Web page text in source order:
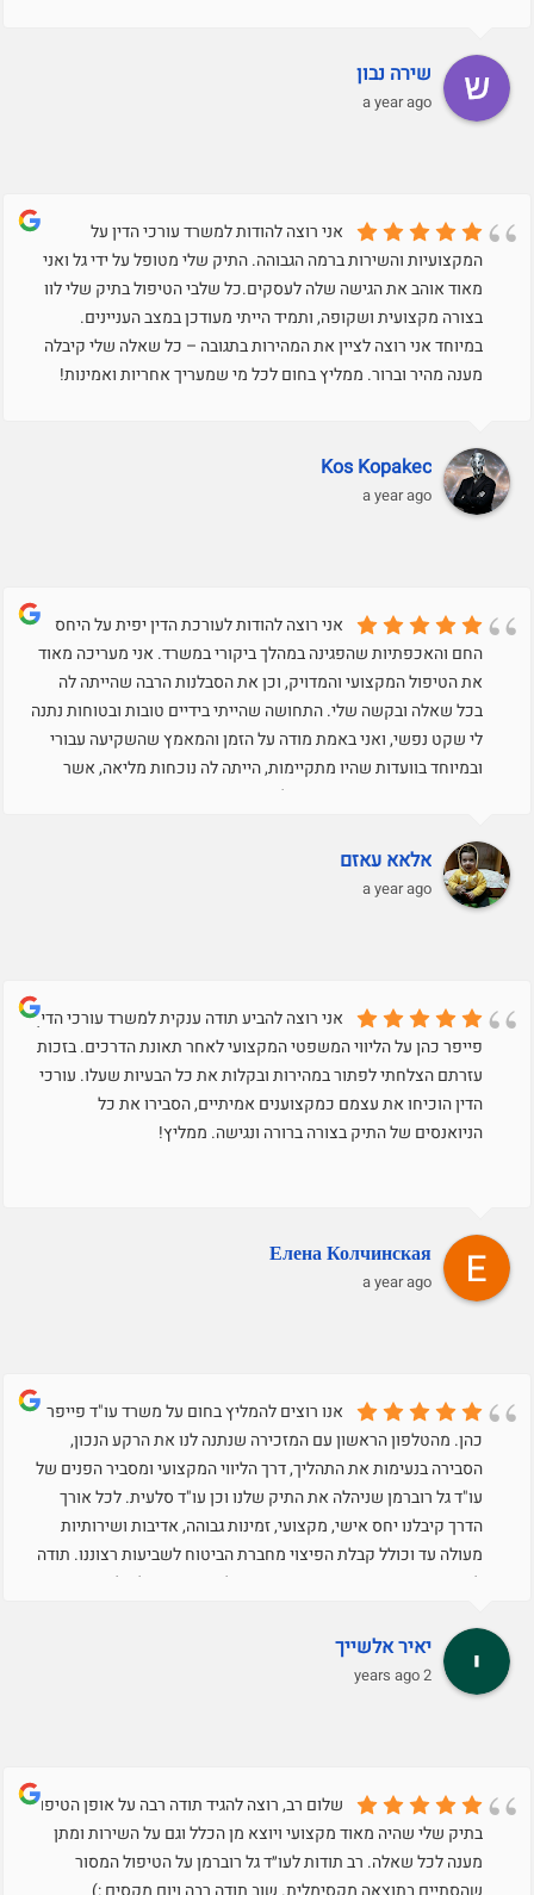
שירה נבון
a year ago
אני רוצה להודות למשרד עורכי הדין על
המקצועיות והשירות ברמה הגבוהה. התיק שלי מטופל על ידי גל ואני
מאוד אוהב את הגישה שלה לעסקים.כל שלבי הטיפול בתיק שלי לוו
בצורה מקצועית ושקופה, ותמיד הייתי מעודכן במצב העניינים.
במיוחד אני רוצה לציין את המהירות בתגובה – כל שאלה שלי קיבלה
מענה מהיר וברור. ממליץ בחום לכל מי שמעריך אחריות ואמינות!
Kos Kopakec
a year ago
אני רוצה להודות לעורכת הדין יפית על היחס
החם והאכפתיות שהפגינה במהלך ביקורי במשרד. אני מעריכה מאוד
את הטיפול המקצועי והמדויק, וכן את הסבלנות הרבה שהייתה לה
בכל שאלה ובקשה שלי. התחושה שהייתי בידיים טובות ובטוחות נתנה
לי שקט נפשי, ואני באמת מודה על הזמן והמאמץ שהשקיעה עבורי
ובמיוחד בוועדות שהיו מתקיימות, הייתה לה נוכחות מליאה, אשר
דיברה והעמידה את העמדה שלי בצורה מצויינת ומאוד
אלאא עאזם
a year ago
אני רוצה להביע תודה ענקית למשרד עורכי הדין
פייפר כהן על הליווי המשפטי המקצועי לאחר תאונת הדרכים. בזכות
עזרתם הצלחתי לפתור במהירות ובקלות את כל הבעיות שעלו. עורכי
הדין הוכיחו את עצמם כמקצוענים אמיתיים, הסבירו את כל
הניואנסים של התיק בצורה ברורה ונגישה. ממליץ!
Елена Колчинская
a year ago
אנו רוצים להמליץ בחום על משרד עו"ד פייפר
כהן. מהטלפון הראשון עם המזכירה שנתנה לנו את הרקע הנכון,
הסבירה בנעימות את התהליך, דרך הליווי המקצועי ומסביר הפנים של
עו"ד גל רוברמן שניהלה את התיק שלנו וכן עו"ד סלעית. לכל אורך
הדרך קיבלנו יחס אישי, מקצועי, זמינות גבוהה, אדיבות ושירותיות
מעולה עד וכולל קבלת הפיצוי מחברת הביטוח לשביעות רצוננו. תודה
לחדווה המקסימה שסייעה בסיום התהליך. משרד של אלופים!
יאיר אלשייך
2 years ago
שלום רב, רוצה להגיד תודה רבה על אופן הטיפול
בתיק שלי שהיה מאוד מקצועי ויוצא מן הכלל וגם על השירות ומתן
מענה לכל שאלה. רב תודות לעו״ד גל רוברמן על הטיפול המסור